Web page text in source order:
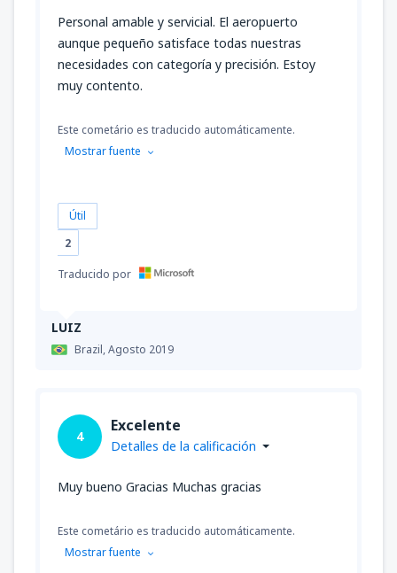
LUIZ
Brazil,Agosto 2019
Personal amable y servicial. El aeropuerto
aunque pequeño satisface todas nuestras
necesidades con categoría y precisión. Estoy
muy contento.
Este cometário es traducido automáticamente.
Mostrar fuente
Útil
2
Traducido por
4
Excelente
Detalles de la calificación
Muy bueno Gracias Muchas gracias
Este cometário es traducido automáticamente.
Mostrar fuente